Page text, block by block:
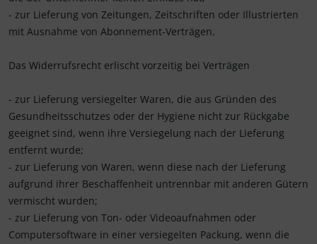
- zur Lieferung von Zeitungen, Zeitschriften oder Illustrierten
mit Ausnahme von Abonnement-Verträgen.
Das Widerrufsrecht erlischt vorzeitig bei Verträgen
- zur Lieferung versiegelter Waren, die aus Gründen des
Gesundheitsschutzes oder der Hygiene nicht zur Rückgabe
geeignet sind, wenn ihre Versiegelung nach der Lieferung
entfernt wurde;
- zur Lieferung von Waren, wenn diese nach der Lieferung
aufgrund ihrer Beschaffenheit untrennbar mit anderen Gütern
vermischt wurden;
- zur Lieferung von Ton- oder Videoaufnahmen oder
Computersoftware in einer versiegelten Packung, wenn die